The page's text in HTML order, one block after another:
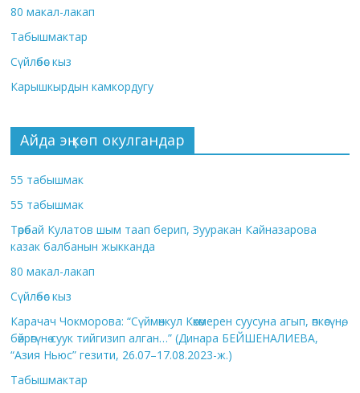
80 макал-лакап
Табышмактар
Сүйлөбөс кыз
Карышкырдын камкордугу
Айда эң көп окулгандар
55 табышмак
55 табышмак
Төрөбай Кулатов шым таап берип, Зууракан Кайназарова
казак балбанын жыкканда
80 макал-лакап
Сүйлөбөс кыз
Карачач Чокморова: “Сүймөнкул Көкөмерен суусуна агып, өпкөсүнө,
бөйрөгүнө суук тийгизип алган…” (Динара БЕЙШЕНАЛИЕВА,
“Азия Ньюс” гезити, 26.07–17.08.2023-ж.)
Табышмактар